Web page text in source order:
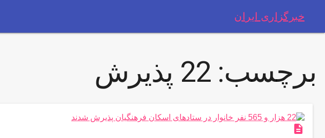
خبرگزاری ایران
برچسب:22 پذیرش
description